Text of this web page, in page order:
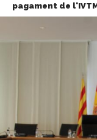
pagament de